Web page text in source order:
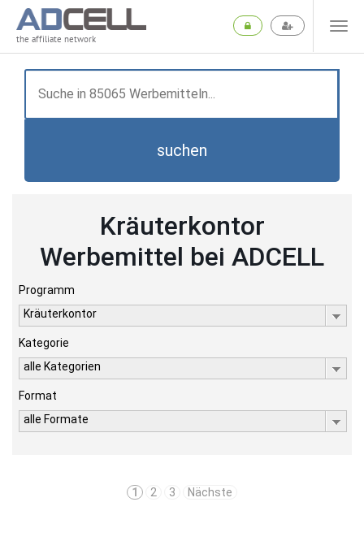
the affiliate network
suchen
Kräuterkontor
Werbemittel bei ADCELL
Programm
Kräuterkontor
Kategorie
alle Kategorien
Format
alle Formate
1 2 3 Nächste